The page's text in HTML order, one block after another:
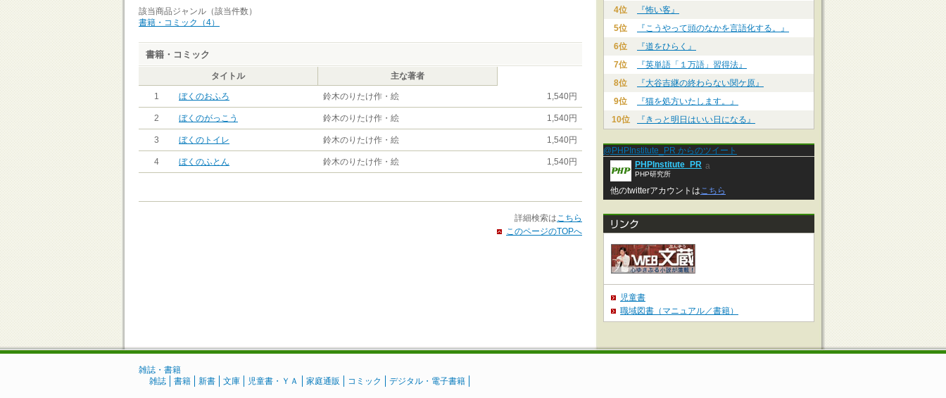
該当商品ジャンル（該当件数）
書籍・コミック（4）
書籍・コミック
タイトル 主な著者
1 ぼくのおふろ 鈴木のりたけ作・絵 1,540円
2 ぼくのがっこう 鈴木のりたけ作・絵 1,540円
3 ぼくのトイレ 鈴木のりたけ作・絵 1,540円
4 ぼくのふとん 鈴木のりたけ作・絵 1,540円
詳細検索はこちら
このページのTOPへ
4位
『怖い客』
5位
『こうやって頭のなかを言語化する。』
6位
『道をひらく』
7位
『英単語「１万語」習得法』
8位
『大谷吉継の終わらない関ケ原』
9位
『猫を処方いたします。』
10位
『きっと明日はいい日になる』
@PHPInstitute_PR からのツイート
PHPInstitute_PR
PHP研究所
a
他のtwitterアカウントはこちら
児童書
職域図書（マニュアル／書籍）
雑誌・書籍
雑誌
書籍 新書 文庫 児童書・ＹＡ 家庭通販 コミック デジタル・電子書籍